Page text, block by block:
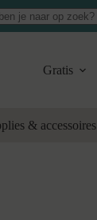
Gratis
& accessoires